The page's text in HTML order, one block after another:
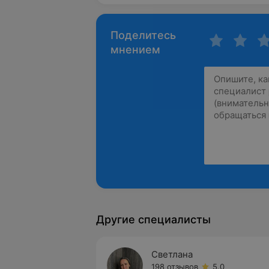
Поделитесь
мнением
Другие специалисты
Светлана
198 отзывов 5.0